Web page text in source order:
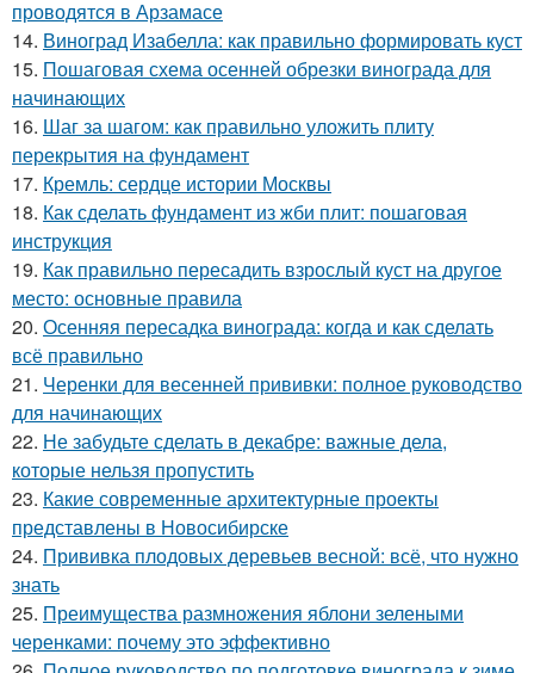
проводятся в Арзамасе
14. Виноград Изабелла: как правильно формировать куст
15. Пошаговая схема осенней обрезки винограда для
начинающих
16. Шаг за шагом: как правильно уложить плиту
перекрытия на фундамент
17. Кремль: сердце истории Москвы
18. Как сделать фундамент из жби плит: пошаговая
инструкция
19. Как правильно пересадить взрослый куст на другое
место: основные правила
20. Осенняя пересадка винограда: когда и как сделать
всё правильно
21. Черенки для весенней прививки: полное руководство
для начинающих
22. Не забудьте сделать в декабре: важные дела,
которые нельзя пропустить
23. Какие современные архитектурные проекты
представлены в Новосибирске
24. Прививка плодовых деревьев весной: всё, что нужно
знать
25. Преимущества размножения яблони зелеными
черенками: почему это эффективно